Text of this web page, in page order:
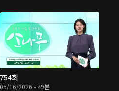
754회
05/16/2026 • 49분